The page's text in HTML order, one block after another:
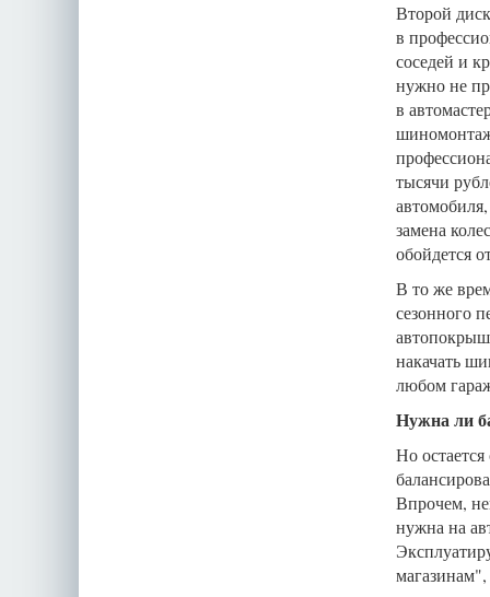
Второй
в
соседей и
нужно не
в
тысячи
замена
обойдется
В то же
сезонного
накачать
любом
Нужна ли
Но
Впрочем,
нужна на